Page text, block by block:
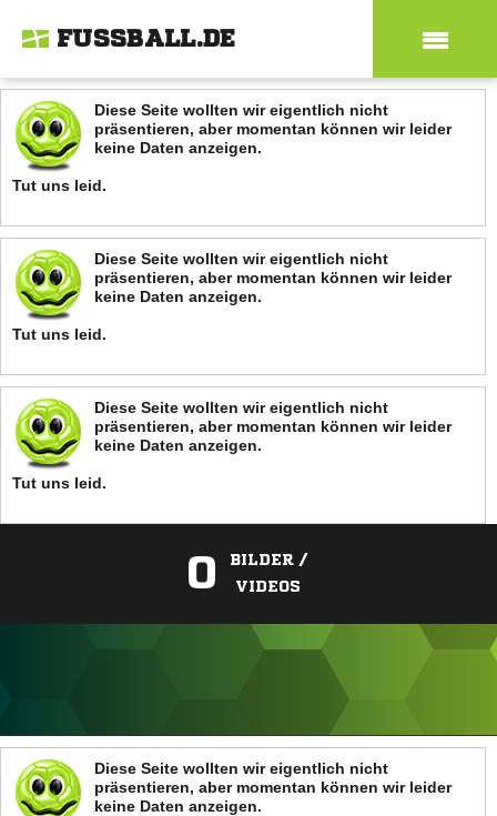
FUSSBALL.DE
Diese Seite wollten wir eigentlich nicht
präsentieren, aber momentan können wir leider
keine Daten anzeigen.
Tut uns leid.
Diese Seite wollten wir eigentlich nicht
präsentieren, aber momentan können wir leider
keine Daten anzeigen.
Tut uns leid.
Diese Seite wollten wir eigentlich nicht
präsentieren, aber momentan können wir leider
keine Daten anzeigen.
Tut uns leid.
0
BILDER /
VIDEOS
ANZEIGE
Diese Seite wollten wir eigentlich nicht
präsentieren, aber momentan können wir leider
keine Daten anzeigen.